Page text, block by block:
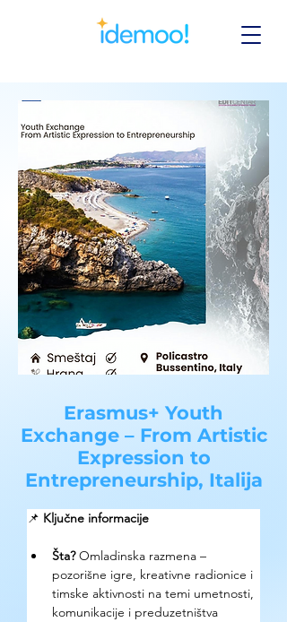
Erasmus+ Youth
Exchange – From Artistic
Expression to
Entrepreneurship, Italija
📌 Ključne informacije
Šta? Omladinska razmena –
pozorišne igre, kreativne radionice i
timske aktivnosti na temi umetnosti,
komunikacije i preduzetništva